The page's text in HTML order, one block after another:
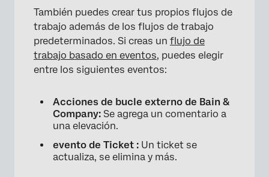
También puedes crear tus propios flujos de
trabajo además de los flujos de trabajo
predeterminados. Si creas un flujo de
trabajo basado en eventos, puedes elegir
entre los siguientes eventos:
Acciones de bucle externo de Bain &
Company: Se agrega un comentario a
una elevación.
evento de Ticket : Un ticket se
actualiza, se elimina y más.